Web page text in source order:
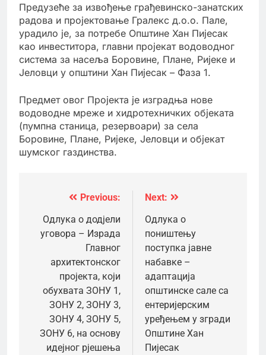
Предузеће за извођење грађевинско-занатских
радова и пројектовање Гралекс д.о.о. Пале,
урадило је, за потребе Општине Хан Пијесак
као инвеститора, главни пројекат водоводног
система за насеља Боровине, Плане, Ријеке и
Јеловци у општини Хан Пијесак – Фаза 1.
Предмет овог Пројекта је изградња нове
водоводне мреже и хидротехничких објеката
(пумпна станица, резервоари) за села
Боровине, Плане, Ријеке, Јеловци и објекат
шумског газдинства.
Кретање
чланка
Previous:
Одлука о додјели
уговора – Израда
Главног
архитектонског
пројекта, који
обухвата ЗОНУ 1,
ЗОНУ 2, ЗОНУ 3,
ЗОНУ 4, ЗОНУ 5,
ЗОНУ 6, на основу
идејног рјешења
Next:
Одлука о
поништењу
поступка јавне
набавке –
адаптација
општинске сале са
ентеријерским
уређењем у згради
Општине Хан
Пијесак